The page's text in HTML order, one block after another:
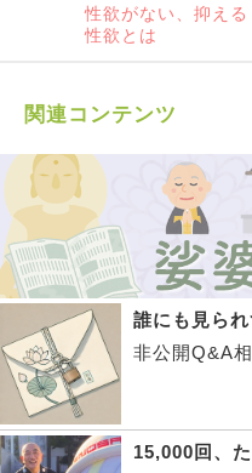
性欲がない、抑える
性欲とは
関連コンテンツ
誰にも見ら
非公開Q&A
15,000回、